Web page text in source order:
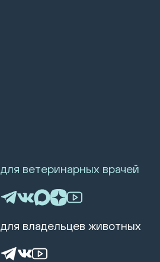
для ветеринарных врачей
для владельцев животных